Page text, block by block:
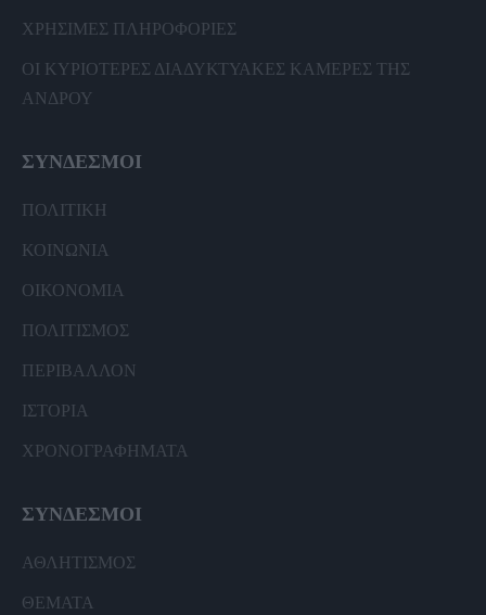
ΧΡΗΣΙΜΕΣ ΠΛΗΡΟΦΟΡΙΕΣ
ΟΙ ΚΥΡΙΟΤΕΡΕΣ ΔΙΑΔΥΚΤΥΑΚΕΣ ΚΑΜΕΡΕΣ ΤΗΣ
ΑΝΔΡΟΥ
ΣΥΝΔΕΣΜΟΙ
ΠΟΛΙΤΙΚΗ
ΚΟΙΝΩΝΙΑ
ΟΙΚΟΝΟΜΙΑ
ΠΟΛΙΤΙΣΜΟΣ
ΠΕΡΙΒΑΛΛΟΝ
ΙΣΤΟΡΙΑ
ΧΡΟΝΟΓΡΑΦΗΜΑΤΑ
ΣΥΝΔΕΣΜΟΙ
ΑΘΛΗΤΙΣΜΟΣ
ΘΕΜΑΤΑ